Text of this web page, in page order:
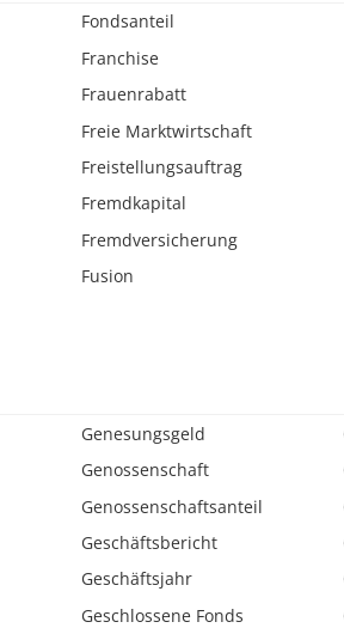
Fondsanteil
Franchise
Frauenrabatt
Freie Marktwirtschaft
Freistellungsauftrag
Fremdkapital
Fremdversicherung
Fusion
Genesungsgeld
Genossenschaft
Genossenschaftsanteil
Geschäftsbericht
Geschäftsjahr
Geschlossene Fonds